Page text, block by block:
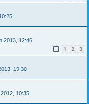
2013, 12:46
1 2 3
19:30
10:35